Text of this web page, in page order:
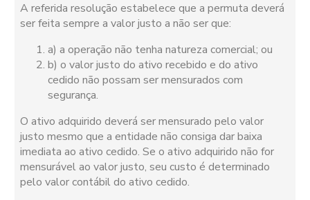
A referida resolução estabelece que a permuta deverá
ser feita sempre a valor justo a não ser que:
a) a operação não tenha natureza comercial; ou
b) o valor justo do ativo recebido e do ativo
cedido não possam ser mensurados com
segurança.
O ativo adquirido deverá ser mensurado pelo valor
justo mesmo que a entidade não consiga dar baixa
imediata ao ativo cedido. Se o ativo adquirido não for
mensurável ao valor justo, seu custo é determinado
pelo valor contábil do ativo cedido.